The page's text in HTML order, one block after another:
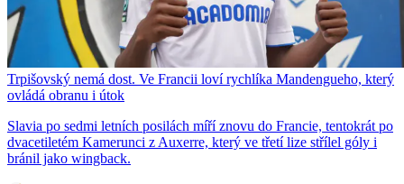
Trpišovský nemá dost. Ve Francii loví rychlíka Mandengueho, který
ovládá obranu i útok
Slavia po sedmi letních posilách míří znovu do Francie, tentokrát po
dvacetiletém Kamerunci z Auxerre, který ve třetí lize střílel góly i
bránil jako wingback.